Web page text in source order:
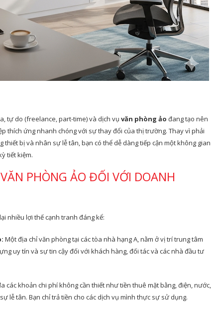
tự do (freelance, part-time) và dịch vụ văn phòng ảo đang tạo nên
thích ứng nhanh chóng với sự thay đổi của thị trường. Thay vì phải
thiết bị và nhân sự lễ tân, bạn có thể dễ dàng tiếp cận một không gian
tiết kiệm.
PHÒNG ẢO ĐỐI VỚI DOANH
nhiều lợi thế cạnh tranh đáng kể:
Một địa chỉ văn phòng tại các tòa nhà hạng A, nằm ở vị trí trung tâm
uy tín và sự tin cậy đối với khách hàng, đối tác và các nhà đầu tư
các khoản chi phí không cần thiết như tiền thuê mặt bằng, điện, nước,
lễ tân. Bạn chỉ trả tiền cho các dịch vụ mình thực sự sử dụng.